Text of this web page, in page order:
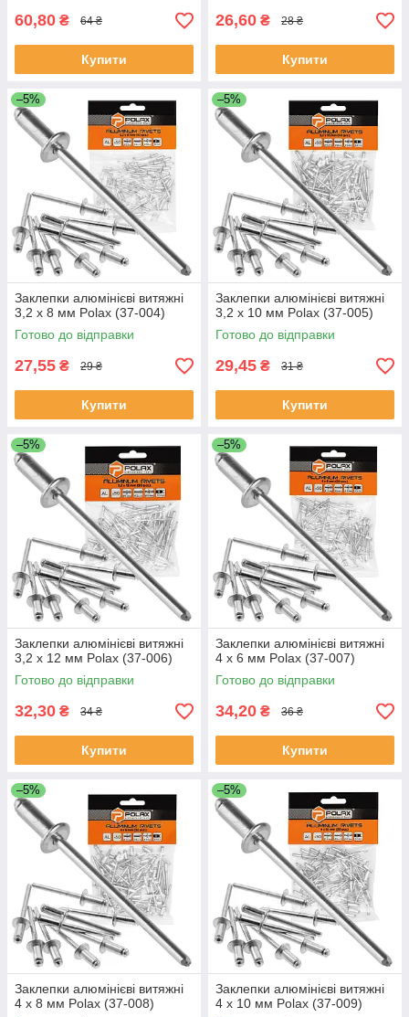
60,80 ₴ 64 ₴
Купити
26,60 ₴ 28 ₴
Купити
–5%
Заклепки алюмінієві витяжні
3,2 х 8 мм Polax (37-004)
Готово до відправки
27,55 ₴ 29 ₴
Купити
–5%
Заклепки алюмінієві витяжні
3,2 х 10 мм Polax (37-005)
Готово до відправки
29,45 ₴ 31 ₴
Купити
–5%
Заклепки алюмінієві витяжні
3,2 х 12 мм Polax (37-006)
Готово до відправки
32,30 ₴ 34 ₴
Купити
–5%
Заклепки алюмінієві витяжні
4 х 6 мм Polax (37-007)
Готово до відправки
34,20 ₴ 36 ₴
Купити
–5%
Заклепки алюмінієві витяжні
4 х 8 мм Polax (37-008)
–5%
Заклепки алюмінієві витяжні
4 х 10 мм Polax (37-009)